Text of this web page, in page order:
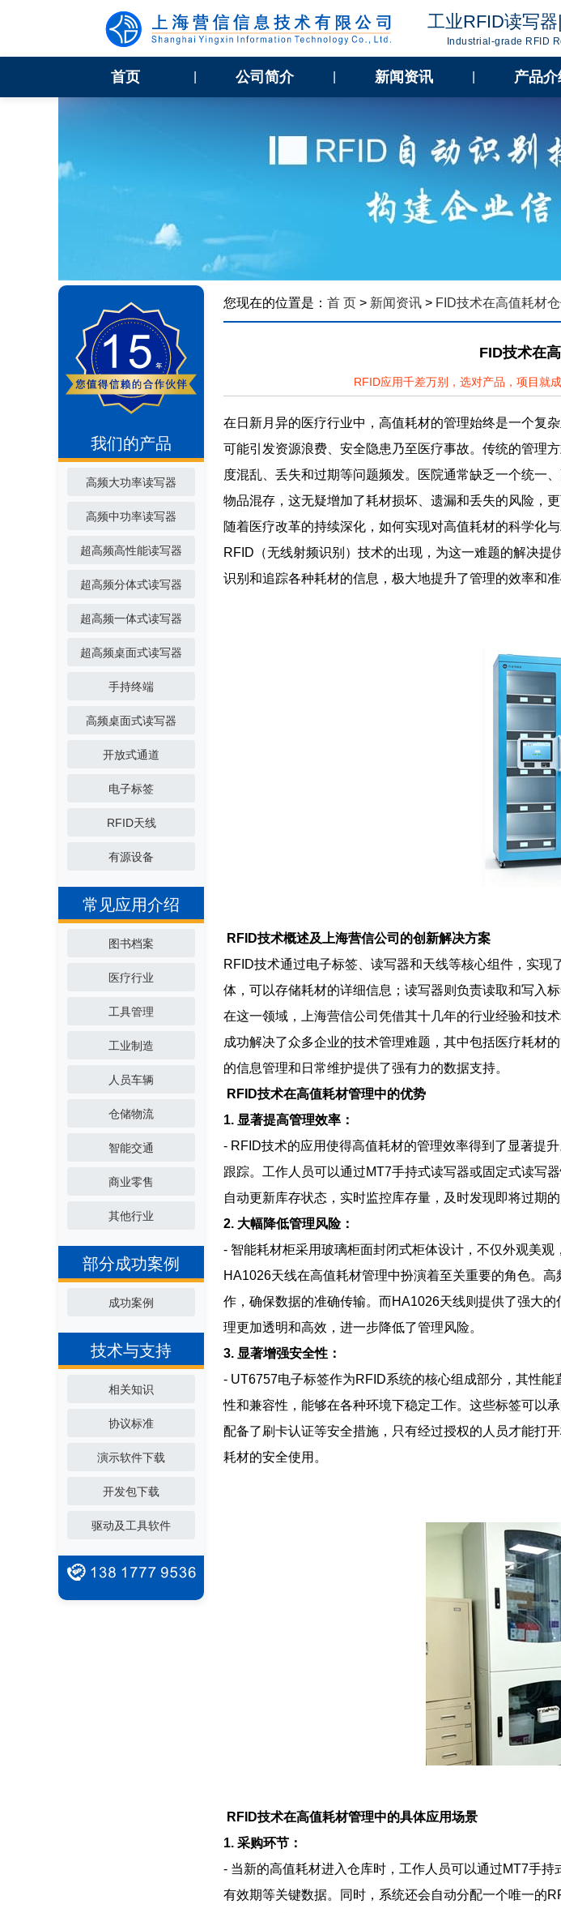
工业RFID读写
Industrial-grade RFID
首页 公司简介 新闻资讯 产品介
我们的产品
高频大功率读写器
高频中功率读写器
超高频高性能读写器
超高频分体式读写器
超高频一体式读写器
超高频桌面式读写器
手持终端
高频桌面式读写器
开放式通道
电子标签
RFID天线
有源设备
常见应用介绍
图书档案
医疗行业
工具管理
工业制造
人员车辆
仓储物流
智能交通
商业零售
其他行业
部分成功案例
成功案例
技术与支持
相关知识
协议标准
演示软件下载
开发包下载
驱动及工具软件
您现在的位置是： 首 页 > 新闻资讯 > FID技术在高值耗材
FID技术在
RFID应用千差万别，选对产品，项目就
在日新月异的医疗行业中，高值耗材的管理始终是一个复
可能引发资源浪费、安全隐患乃至医疗事故。传统的管理
度混乱、丢失和过期等问题频发。医院通常缺乏一个统一
物品混存，这无疑增加了耗材损坏、遗漏和丢失的风险，
随着医疗改革的持续深化，如何实现对高值耗材的科学化
RFID（无线射频识别）技术的出现，为这一难题的解决
识别和追踪各种耗材的信息，极大地提升了管理的效率和准
RFID技术概述及上海营信公司的创新解决方案
RFID技术通过电子标签、读写器和天线等核心组件，实
体，可以存储耗材的详细信息；读写器则负责读取和写入
在这一领域，上海营信公司凭借其十几年的行业经验和技
成功解决了众多企业的技术管理难题，其中包括医疗耗材
的信息管理和日常维护提供了强有力的数据支持。
RFID技术在高值耗材管理中的优势
1. 显著提高管理效率：
- RFID技术的应用使得高值耗材的管理效率得到了显著提
跟踪。工作人员可以通过MT7手持式读写器或固定式读写
自动更新库存状态，实时监控库存量，及时发现即将过期
2. 大幅降低管理风险：
- 智能耗材柜采用玻璃柜面封闭式柜体设计，不仅外观美
HA1026天线在高值耗材管理中扮演着至关重要的角色。
作，确保数据的准确传输。而HA1026天线则提供了强大
理更加透明和高效，进一步降低了管理风险。
3. 显著增强安全性：
- UT6757电子标签作为RFID系统的核心组成部分，其性
性和兼容性，能够在各种环境下稳定工作。这些标签可以
配备了刷卡认证等安全措施，只有经过授权的人员才能打
耗材的安全使用。
RFID技术在高值耗材管理中的具体应用场景
1. 采购环节：
- 当新的高值耗材进入仓库时，工作人员可以通过MT7手
有效期等关键数据。同时，系统还会自动分配一个唯一的